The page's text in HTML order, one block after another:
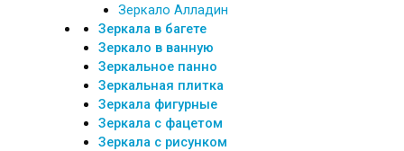
Зеркало Алладин
Зеркала в багете
Зеркало в ванную
Зеркальное панно
Зеркальная плитка
Зеркала фигурные
Зеркала с фацетом
Зеркала с рисунком